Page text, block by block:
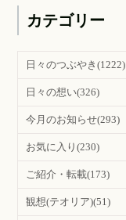
カテゴリー
日々のつぶやき(1222)
日々の想い(326)
今月のお知らせ(293)
お気に入り(230)
ご紹介・転載(173)
観想(テオリア)(51)